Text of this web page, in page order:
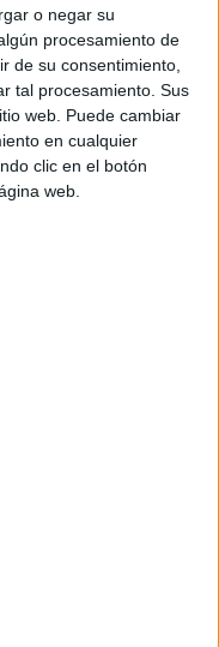
o negar su
procesamiento de
de su consentimiento,
tal procesamiento. Sus
web. Puede cambiar
en cualquier
clic en el botón
web.